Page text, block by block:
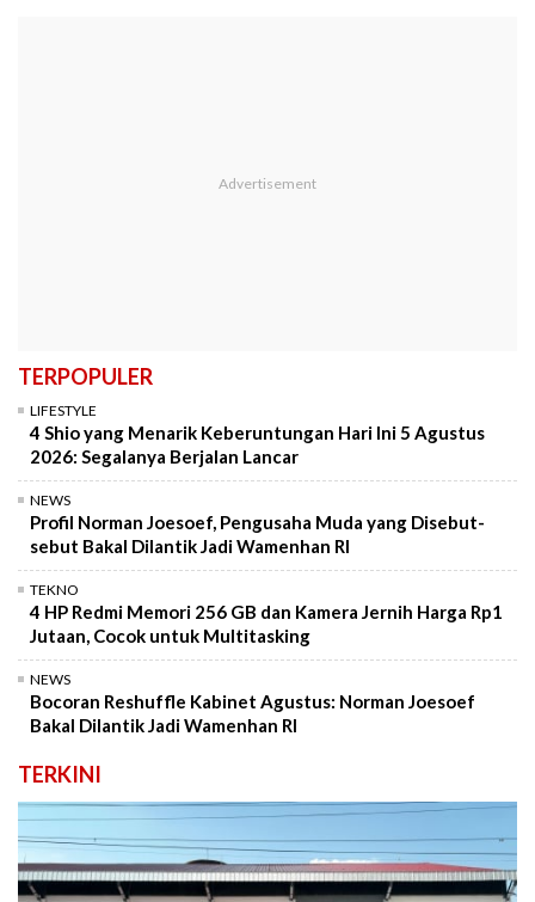
TERPOPULER
LIFESTYLE
4 Shio yang Menarik Keberuntungan Hari Ini 5 Agustus
2026: Segalanya Berjalan Lancar
NEWS
Profil Norman Joesoef, Pengusaha Muda yang Disebut-
sebut Bakal Dilantik Jadi Wamenhan RI
TEKNO
4 HP Redmi Memori 256 GB dan Kamera Jernih Harga Rp1
Jutaan, Cocok untuk Multitasking
NEWS
Bocoran Reshuffle Kabinet Agustus: Norman Joesoef
Bakal Dilantik Jadi Wamenhan RI
TERKINI